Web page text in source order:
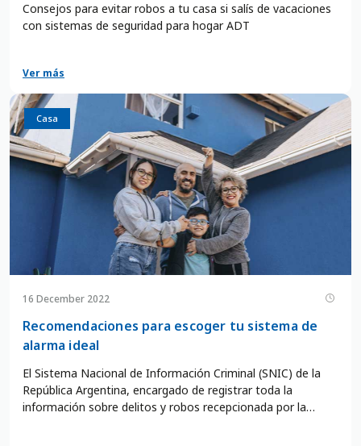
Consejos para evitar robos a tu casa si salís de vacaciones
con sistemas de seguridad para hogar ADT
Ver más
Casa
16 December 2022
Recomendaciones para escoger tu sistema de
alarma ideal
El Sistema Nacional de Información Criminal (SNIC) de la
República Argentina, encargado de registrar toda la
información sobre delitos y robos recepcionada por la